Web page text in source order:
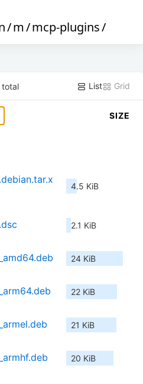
/m/mcp-plugins/
total List Grid
SIZE
4.5 KiB
2.1 KiB
24 KiB
22 KiB
21 KiB
20 KiB